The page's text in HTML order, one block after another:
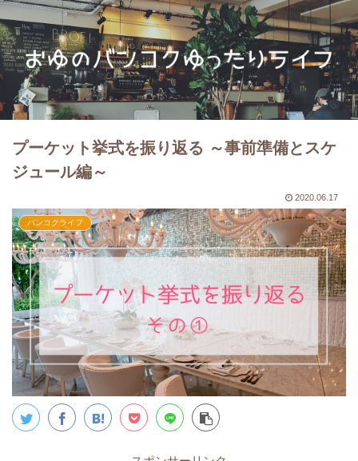
プーケット挙式を振り返る ～事前準備とスケ
ジュール編～
2020.06.17
バンコクライフ